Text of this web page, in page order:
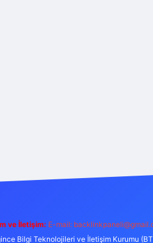
ve İletişim: E-mail:
Bilgi Teknolojileri ve İletişim Kurumu